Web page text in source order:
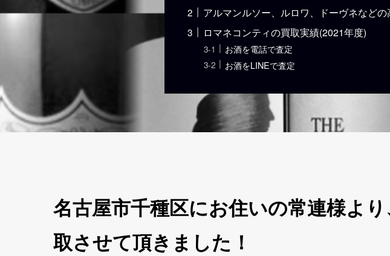
アルマンルソー、ルロワ、ドーヴネなどの
ロマネコンティの買取実績(2021年度)
お酒を電話で査定
お酒をLINEで査定
名古屋市千種区にお住いの常連様よ
取させて頂きました！